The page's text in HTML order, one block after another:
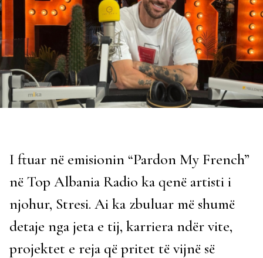
I ftuar në emisionin “Pardon My French”
në Top Albania Radio ka qenë artisti i
njohur, Stresi. Ai ka zbuluar më shumë
detaje nga jeta e tij, karriera ndër vite,
projektet e reja që pritet të vijnë së